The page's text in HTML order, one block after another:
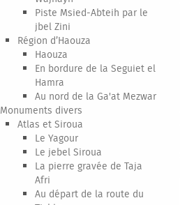
Piste Msied-Abteih par le
jbel Zini
Région d’Haouza
Haouza
En bordure de la Seguiet el
Hamra
Au nord de la Ga'at Mezwar
Monuments divers
Atlas et Siroua
Le Yagour
Le jebel Siroua
La pierre gravée de Taja
Afri
Au départ de la route du